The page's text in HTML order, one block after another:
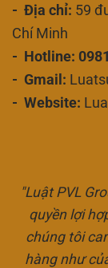
- Địa chỉ: 59
Chí Minh
- Hotline:
- Gmail:
- Website:
"Luật PVL
quyền lợi
chúng tôi
hàng như